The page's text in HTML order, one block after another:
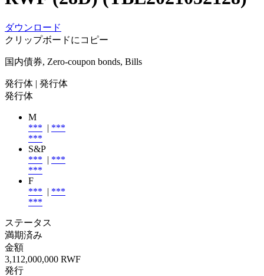
ダウンロード
クリップボードにコピー
国内債券, Zero-coupon bonds, Bills
発行体 | 発行体
発行体
M
*** | ***
***
S&P
*** | ***
***
F
*** | ***
***
ステータス
満期済み
金額
3,112,000,000 RWF
発行